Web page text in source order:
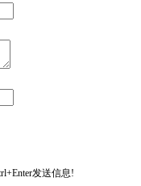
发送信息!